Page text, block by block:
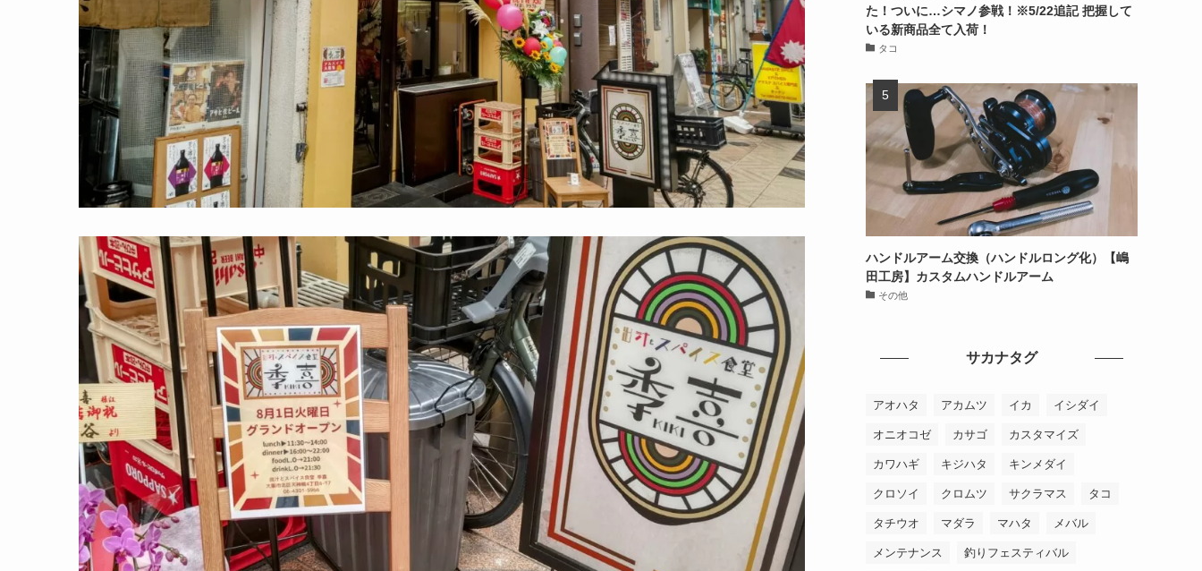
た！ついに…シマノ参戦！※5/22追記 把握して
いる新商品全て入荷！
タコ
ハンドルアーム交換（ハンドルロング化）【嶋
田工房】カスタムハンドルアーム
その他
サカナタグ
アオハタ アカムツ イカ イシダイ
オニオコゼ カサゴ カスタマイズ
カワハギ キジハタ キンメダイ
クロソイ クロムツ サクラマス タコ
タチウオ マダラ マハタ メバル
メンテナンス 釣りフェスティバル